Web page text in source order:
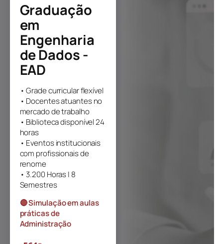
Graduação
em
Engenharia
de Dados -
EAD
• Grade curricular flexível
• Docentes atuantes no
mercado de trabalho
• Biblioteca disponível 24
horas
• Eventos institucionais
com profissionais de
renome
• 3.200 Horas | 8
Semestres
🔴 Simulação em aulas
práticas de
Administração